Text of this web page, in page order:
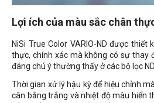
Lợi ích của màu sắc chân
NiSi True Color VARIO-ND được
thực, chính xác mà không có sự thay
đáng chú ý thường thấy ở các bộ lọc
Thời gian xử lý hậu kỳ để hiệu chỉnh
cân bằng trắng và nhiệt độ màu hiển